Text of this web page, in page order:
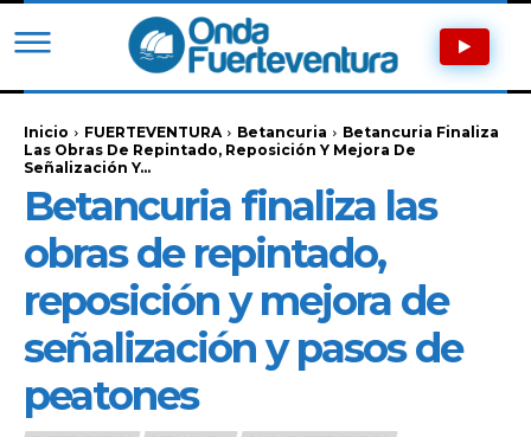
Inicio FUERTEVENTURA Betancuria
Betancuria Finaliza
Las Obras De Repintado, Reposición Y Mejora De
Señalización Y...
Betancuria finaliza las
obras de repintado,
reposición y mejora de
señalización y pasos de
peatones